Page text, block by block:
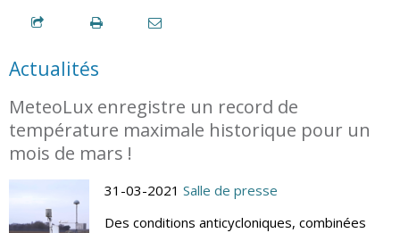
Actualités
MeteoLux enregistre un record de
température maximale historique pour un
mois de mars !
31-03-2021 Salle de presse
Des conditions anticycloniques, combinées